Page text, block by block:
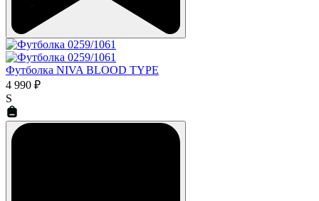
Футболка NIVA BLOOD TYPE
4 990 ₽
S